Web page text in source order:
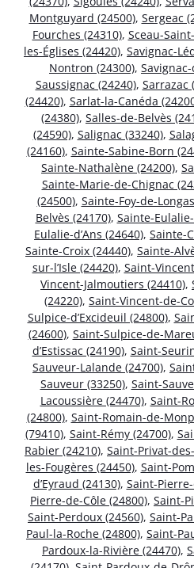
Montguyard (24500), Sergeac
Fourches (24310), Sceau-
les-Églises (24420), Savignac-
Nontron (24300),
Saussignac (24240), Sarrazac
(24420), Sarlat-la-Canéda
(24380), Salles-de-Belvès
(24590), Salignac (33240),
(24160), Sainte-Sabine-Born
Sainte-Nathalène (24200),
Sainte-Marie-de-Chignac
(24500), Sainte-Foy-de-
Belvès (24170), Sainte-
Eulalie-d’Ans (24640), Sainte-
Sainte-Croix (24440), Sainte-
sur-l’Isle (24420), Saint-
Vincent-Jalmoutiers (24410),
(24220), Saint-Vincent-de-
Sulpice-d’Excideuil (24800),
(24600), Saint-Sulpice-de-
d’Estissac (24190), Saint-
Sauveur-Lalande (24700),
Sauveur (33250), Saint-
Lacoussière (24470), Saint-
(24800), Saint-Romain-de-
(79410), Saint-Rémy (24700),
Rabier (24210), Saint-Privat-
les-Fougères (24450), Saint-
d’Eyraud (24130), Saint-
Pierre-de-Côle (24800), Saint-
Saint-Perdoux (24560), Saint-
Paul-la-Roche (24800), Saint-
Pardoux-la-Rivière (24470),